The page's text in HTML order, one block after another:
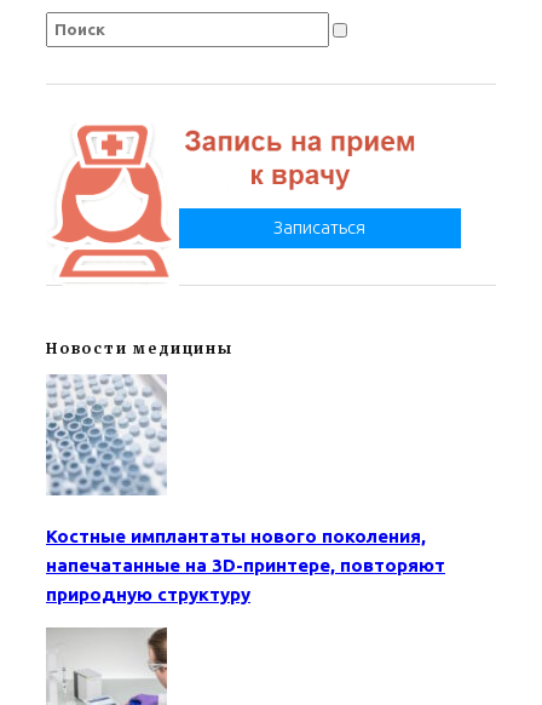
Записаться
Новости медицины
Костные имплантаты нового поколения,
напечатанные на 3D-принтере, повторяют
природную структуру